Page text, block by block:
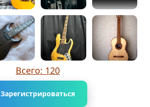
Всего: 120
Зарегистрироваться